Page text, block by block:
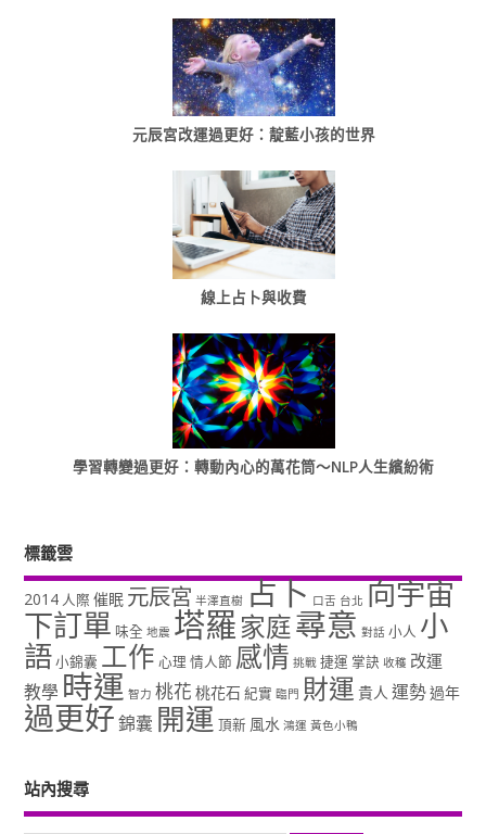
元辰宮改運過更好：靛藍小孩的世界
線上占卜與收費
學習轉變過更好：轉動內心的萬花筒～NLP人生繽紛術
標籤雲
2014 人際 催眠 元辰宮 半澤直樹 占卜 口舌 台北 向宇宙
下訂單 味全 地震 塔羅家庭尋意 對話 小人 小
語小錦囊 工作 心理 情人節 感情 挑戰 捷運 掌訣 收穫 改運
教學 時運 智力 桃花 桃花石 紀實 臨門 財運 貴人 運勢過年
過更好錦囊 開運 頂新 風水 鴻運 黃色小鴨
站內搜尋